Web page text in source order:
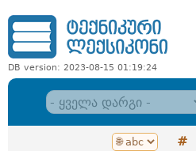
DB version: 2023-08-15 01:19:24
#